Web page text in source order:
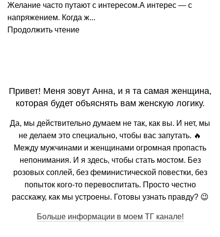
Желание часто путают с интересом.А интерес — с
напряжением. Когда ж...
Продолжить чтение
Привет! Меня зовут Анна, и я та самая женщина,
которая будет объяснять вам женскую логику.
Да, мы действительно думаем не так, как вы. И нет, мы
не делаем это специально, чтобы вас запутать. 🔥
Между мужчинами и женщинами огромная пропасть
непонимания. И я здесь, чтобы стать мостом. Без
розовых соплей, без феминистической повестки, без
попыток кого-то перевоспитать. Просто честно
расскажу, как мы устроены. Готовы узнать правду? 😉
Больше информации в моем ТГ канале!